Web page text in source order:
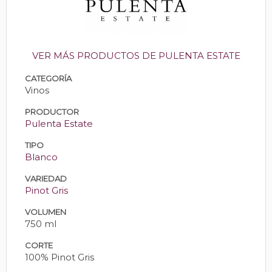
VER MÁS PRODUCTOS DE PULENTA ESTATE
CATEGORÍA
Vinos
PRODUCTOR
Pulenta Estate
TIPO
Blanco
VARIEDAD
Pinot Gris
VOLUMEN
750 ml
CORTE
100% Pinot Gris